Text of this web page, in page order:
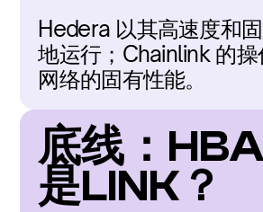
Hedera 以其高速度和
地运行；Chainlink 的
网络的固有性能。
底线：
是LINK？